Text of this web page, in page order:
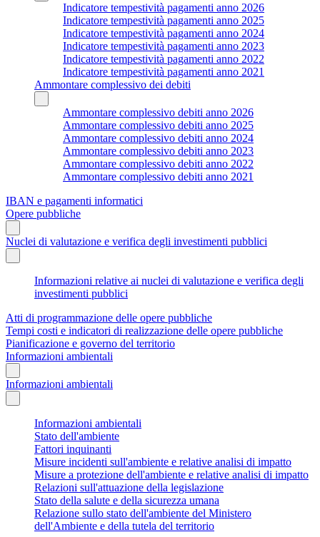
Indicatore tempestività pagamenti anno 2026
Indicatore tempestività pagamenti anno 2025
Indicatore tempestività pagamenti anno 2024
Indicatore tempestività pagamenti anno 2023
Indicatore tempestività pagamenti anno 2022
Indicatore tempestività pagamenti anno 2021
Ammontare complessivo dei debiti
Ammontare complessivo debiti anno 2026
Ammontare complessivo debiti anno 2025
Ammontare complessivo debiti anno 2024
Ammontare complessivo debiti anno 2023
Ammontare complessivo debiti anno 2022
Ammontare complessivo debiti anno 2021
IBAN e pagamenti informatici
Opere pubbliche
Nuclei di valutazione e verifica degli investimenti pubblici
Informazioni relative ai nuclei di valutazione e verifica degli
investimenti pubblici
Atti di programmazione delle opere pubbliche
Tempi costi e indicatori di realizzazione delle opere pubbliche
Pianificazione e governo del territorio
Informazioni ambientali
Informazioni ambientali
Informazioni ambientali
Stato dell'ambiente
Fattori inquinanti
Misure incidenti sull'ambiente e relative analisi di impatto
Misure a protezione dell'ambiente e relative analisi di impatto
Relazioni sull'attuazione della legislazione
Stato della salute e della sicurezza umana
Relazione sullo stato dell'ambiente del Ministero
dell'Ambiente e della tutela del territorio